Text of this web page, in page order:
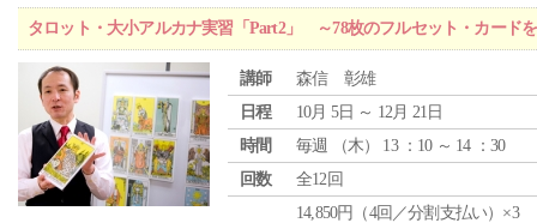
タロット・大小アルカナ実習「Part2」 ～78枚のフルセット・カード
講師
森信 彰雄
日程
10月 5日 ～ 12月 21日
時間
毎週 （木） 13 ：10 ～ 14 ：30
回数
全12回
14,850円（4回／分割支払い）×3